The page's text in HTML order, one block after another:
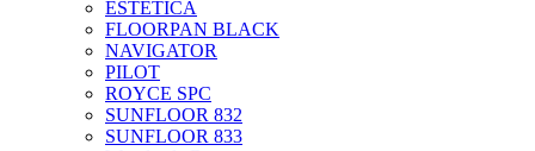
ESTETICA
FLOORPAN BLACK
NAVIGATOR
PILOT
ROYCE SPC
SUNFLOOR 832
SUNFLOOR 833